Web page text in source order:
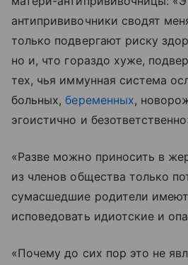
антипрививочники сводят
только подвергают риску
но и, что гораздо хуже,
тех, чья иммунная система
больных,беременных,
эгоистично и
«Разве можно приносить в
из членов общества только
сумасшедшие родители
исповедовать идиотские и
«Почему до сих пор это не